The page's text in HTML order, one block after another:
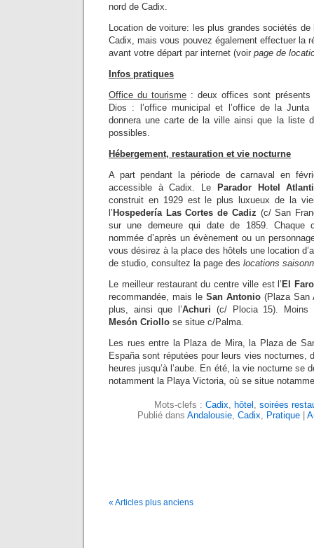
nord de Cadix.
Location de voiture: les plus grandes sociétés
Cadix, mais vous pouvez également effectuer la
avant votre départ par internet (voir page de
Infos pratiques
Office du tourisme : deux offices sont
Dios : l’office municipal et l’office de la
donnera une carte de la ville ainsi que la liste
possibles.
Hébergement, restauration et vie nocturne
A part pendant la période de carnaval en
accessible à Cadix. Le
Parador Hotel
construit en 1929 est le plus luxueux de la
l’ Hospedería Las Cortes de Cadiz (c/ San
sur une demeure qui date de 1859. Chaque
nommée d’après un évènement ou un
vous désirez à la place des hôtels une location
de studio, consultez la page des locations
Le meilleur restaurant du centre ville est l’ El Faro
recommandée, mais le San Antonio (Plaza San
plus, ainsi que l’Achuri (c/ Plocia 15). Moins
Mesón Criollo se situe c/Palma.
Les rues entre la Plaza de Mira, la Plaza de
España sont réputées pour leurs vies nocturnes,
heures jusqu’à l’aube. En été, la vie nocturne se
notamment la Playa Victoria, où se situe
Mots-clefs : Cadix hôtel
soirées
Publié dans Andalousie, Cadix Pratique|
« Articles plus anciens